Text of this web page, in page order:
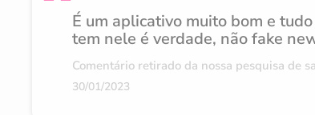
É um aplicativo muito bom e
tem nele é verdade, não fake
Comentário retirado da nossa pesquisa de
30/01/2023